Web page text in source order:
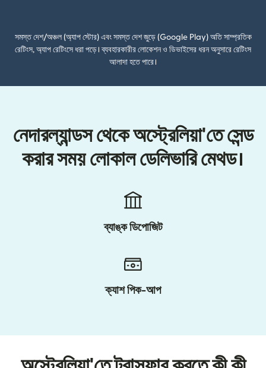
সমস্ত দেশ/অঞ্চল (অ্যাপ স্টোর) এবং সমস্ত দেশ জুড়ে (Google Play) অতি সাম্প্রতিক
রেটিংস, অ্যাপ রেটিংসে ধরা পড়ে। ব্যবহারকারীর লোকেশন ও ডিভাইসের ধরন অনুসারে রেটিংস
আলাদা হতে পারে।
নেদারল্যান্ডস থেকে অস্ট্রেলিয়া'তে সেন্ড
করার সময় লোকাল ডেলিভারি মেথড।
ব্যাঙ্ক ডিপোজিট
ক্যাশ পিক-আপ